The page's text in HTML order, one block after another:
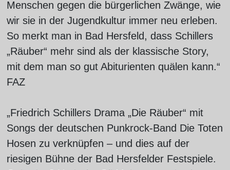
Menschen gegen die bürgerlichen Zwänge, wie
wir sie in der Jugendkultur immer neu erleben.
So merkt man in Bad Hersfeld, dass Schillers
„Räuber“ mehr sind als der klassische Story,
mit dem man so gut Abiturienten quälen kann.“
FAZ
„Friedrich Schillers Drama „Die Räuber“ mit
Songs der deutschen Punkrock-Band Die Toten
Hosen zu verknüpfen – und dies auf der
riesigen Bühne der Bad Hersfelder Festspiele.